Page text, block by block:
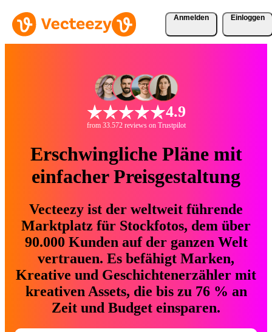
Anmelden Einloggen
4.9
from 33.572 reviews on Trustpilot
Erschwingliche Pläne mit
einfacher Preisgestaltung
Vecteezy ist der weltweit führende
Marktplatz für Stockfotos, dem über
90.000 Kunden auf der ganzen Welt
vertrauen. Es befähigt Marken,
Kreative und Geschichtenerzähler mit
kreativen Assets, die bis zu 76 % an
Zeit und Budget einsparen.